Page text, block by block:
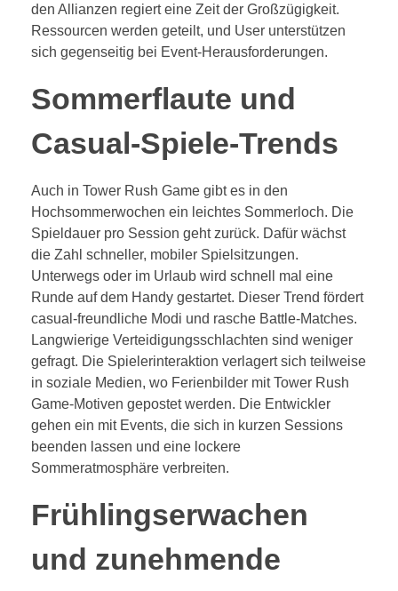
den Allianzen regiert eine Zeit der Großzügigkeit.
Ressourcen werden geteilt, und User unterstützen
sich gegenseitig bei Event-Herausforderungen.
Sommerflaute und
Casual-Spiele-Trends
Auch in Tower Rush Game gibt es in den
Hochsommerwochen ein leichtes Sommerloch. Die
Spieldauer pro Session geht zurück. Dafür wächst
die Zahl schneller, mobiler Spielsitzungen.
Unterwegs oder im Urlaub wird schnell mal eine
Runde auf dem Handy gestartet. Dieser Trend fördert
casual-freundliche Modi und rasche Battle-Matches.
Langwierige Verteidigungsschlachten sind weniger
gefragt. Die Spielerinteraktion verlagert sich teilweise
in soziale Medien, wo Ferienbilder mit Tower Rush
Game-Motiven gepostet werden. Die Entwickler
gehen ein mit Events, die sich in kurzen Sessions
beenden lassen und eine lockere
Sommeratmosphäre verbreiten.
Frühlingserwachen
und zunehmende